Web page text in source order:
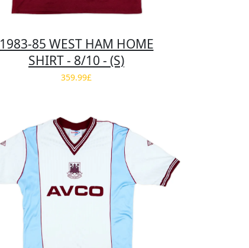
1983-85 WEST HAM HOME
SHIRT - 8/10 - (S)
359.99£